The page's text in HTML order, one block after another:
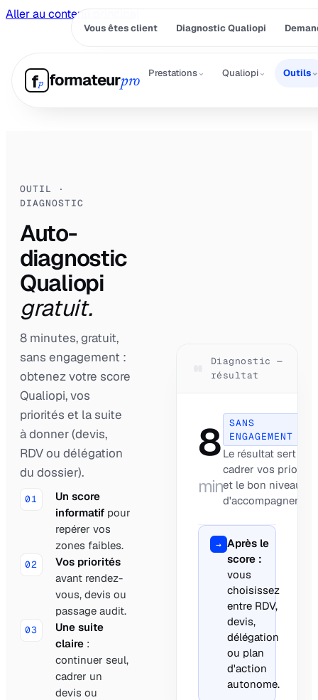
Aller au contenu principal
Vous êtes client Diagnostic Qualiopi
fp formateurpro
Prestations⌄ Qualiopi⌄ Outils⌄
OUTIL ·
DIAGNOSTIC
Auto-
diagnostic
Qualiopi
gratuit.
8 minutes, gratuit,
sans engagement :
obtenez votre score
Qualiopi, vos
priorités et la suite
à donner (devis,
RDV ou délégation
du dossier).
01
Un score
informatif pour
repérer vos
zones faibles.
02
Vos priorités
avant rendez-
vous, devis ou
passage audit.
03
Une suite
claire :
continuer seul,
cadrer un
devis ou
Diagnostic —
résultat
8
min
SANS
ENGAGEMENT
Le résultat sert à
cadrer vos
et le bon niveau
→ Après le
score :
vous
choisissez
entre RDV,
devis,
délégation
ou plan
d'action
autonome.